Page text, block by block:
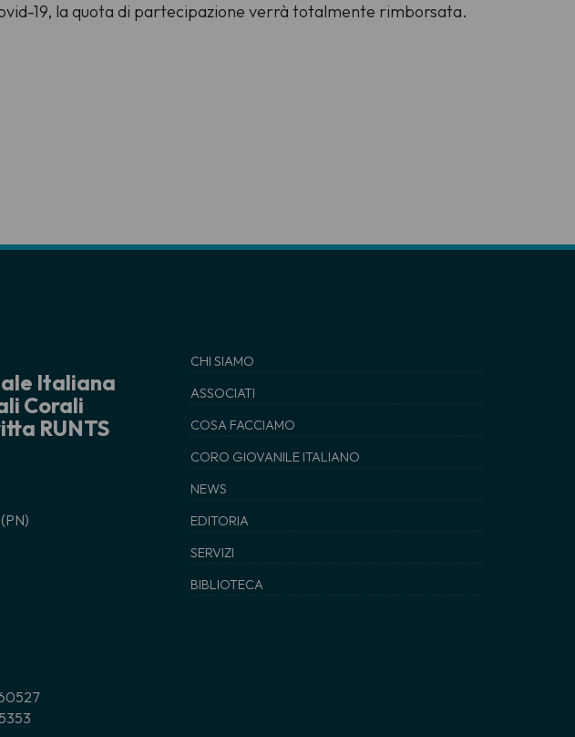
19, la quota di partecipazione verrà totalmente rimborsata.
Italiana
Corali
RUNTS
CHI SIAMO
ASSOCIATI
COSA FACCIAMO
CORO GIOVANILE ITALIANO
NEWS
EDITORIA
SERVIZI
BIBLIOTECA